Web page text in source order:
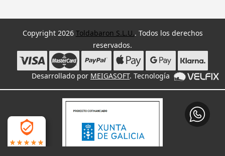
Copyright 2026 Toldabaron S.L.U.. Todos los derechos
reservados.
Desarrollado por MEIGASOFT. Tecnología